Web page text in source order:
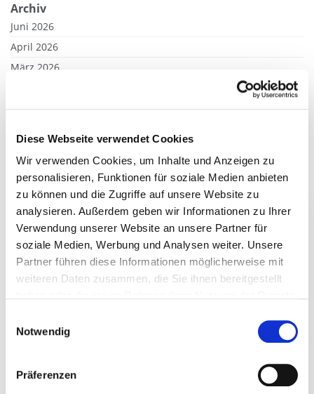
Diese Webseite verwendet Cookies
Wir verwenden Cookies, um Inhalte und Anzeigen zu
personalisieren, Funktionen für soziale Medien anbieten
zu können und die Zugriffe auf unsere Website zu
analysieren. Außerdem geben wir Informationen zu Ihrer
Verwendung unserer Website an unsere Partner für
soziale Medien, Werbung und Analysen weiter. Unsere
Partner führen diese Informationen möglicherweise mit
weiteren Daten zusammen, die Sie ihnen bereitgestellt
Notwendig
Präferenzen
Archiv
Juni 2026
April 2026
März 2026
Januar 2026
August 2025
Juli 2025
Juni 2025
April 2025
März 2025
Oktober 2024
März 2024